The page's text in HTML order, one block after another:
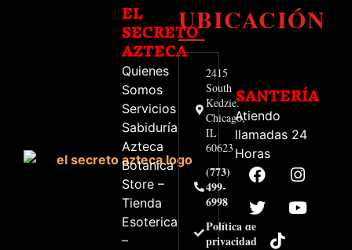
EL
SECRETO
AZTECA
Quienes
Somos
Servicios
Sabiduría
Azteca
Botanica
Store –
Tienda
Esoterica
–
UBICACIÓN
2415
South
Kedzie.
Chicago,
IL
60623
(773)
499-
6998
Política de
privacidad
SANTERÍA
Atiendo
llamadas 24
Horas